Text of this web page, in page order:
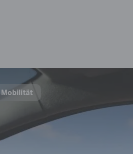
Mobilität